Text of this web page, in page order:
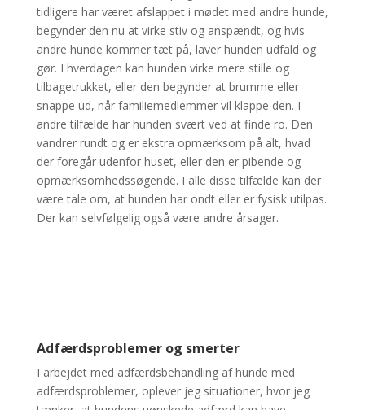
tidligere har været afslappet i mødet med andre hunde,
begynder den nu at virke stiv og anspændt, og hvis
andre hunde kommer tæt på, laver hunden udfald og
gør. I hverdagen kan hunden virke mere stille og
tilbagetrukket, eller den begynder at brumme eller
snappe ud, når familiemedlemmer vil klappe den. I
andre tilfælde har hunden svært ved at finde ro. Den
vandrer rundt og er ekstra opmærksom på alt, hvad
der foregår udenfor huset, eller den er pibende og
opmærksomhedssøgende. I alle disse tilfælde kan der
være tale om, at hunden har ondt eller er fysisk utilpas.
Der kan selvfølgelig også være andre årsager.
Adfærdsproblemer og smerter
I arbejdet med adfærdsbehandling af hunde med
adfærdsproblemer, oplever jeg situationer, hvor jeg